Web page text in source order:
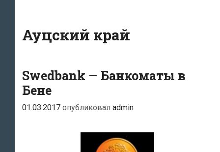
Ауцский край
Swedbank — Банкоматы в
Бене
01.03.2017 опубликовал admin